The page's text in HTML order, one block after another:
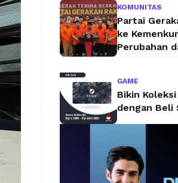
KOMUNITAS
Partai
ke
Perubahan
GAME
Bikin
dengan Beli